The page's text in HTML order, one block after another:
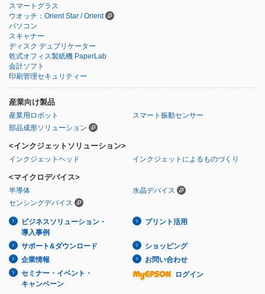
スマートグラス
ウオッチ：Orient Star / Orient
パソコン
スキャナー
ディスク デュプリケーター
乾式オフィス製紙機 PaperLab
会計ソフト
印刷管理セキュリティー
産業向け製品
産業用ロボット
スマート振動センサー
部品成形ソリューション
<インクジェットソリューション>
インクジェットヘッド インクジェットによるものづくり
<マイクロデバイス>
半導体
水晶デバイス
センシングデバイス
ビジネスソリューション・
導入事例
プリント活用
サポート&ダウンロード
ショッピング
企業情報
お問い合わせ
セミナー・イベント・
キャンペーン
ログイン